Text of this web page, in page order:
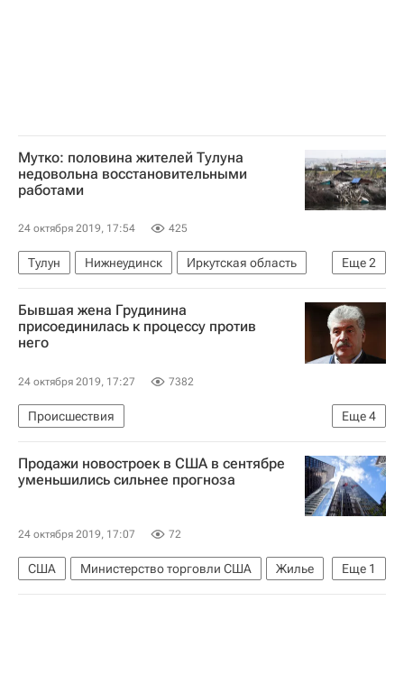
Мутко: половина жителей Тулуна
недовольна восстановительными
работами
24 октября 2019, 17:54 425
Еще2
Тулун Нижнеудинск
Иркутская область
Виталий Мутко
Жилье
Бывшая жена Грудинина
присоединилась к процессу против
него
24 октября 2019, 17:27 7382
Еще4
Происшествия
Московская область (Подмосковье)
Совхоз имени Ленина
Суды
Продажи новостроек в США в сентябре
уменьшились сильнее прогноза
24 октября 2019, 17:07 72
Еще 1
США Министерство торговли США
Жилье
Новостройки